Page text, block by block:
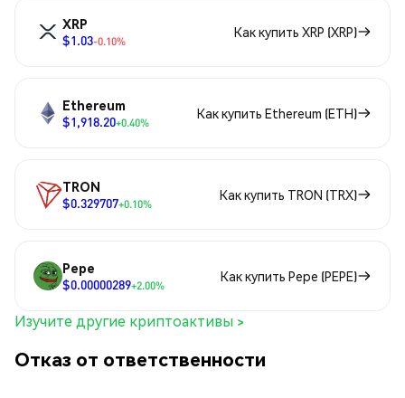
XRP
$1.03-0.10%
Как купить XRP (XRP)
Ethereum
$1,918.20+0.40%
Как купить Ethereum (ETH)
TRON
$0.329707+0.10%
Как купить TRON (TRX)
Pepe
$0.00000289+2.00%
Как купить Pepe (PEPE)
Изучите другие криптоактивы >
Отказ от ответственности